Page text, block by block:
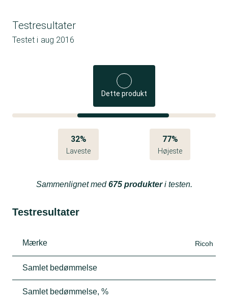
Testresultater
Testet i aug 2016
Dette produkt
32%
Laveste
77%
Højeste
Sammenlignet med675 produkteri testen.
Testresultater
Mærke Ricoh
Samlet bedømmelse
Samlet bedømmelse, %